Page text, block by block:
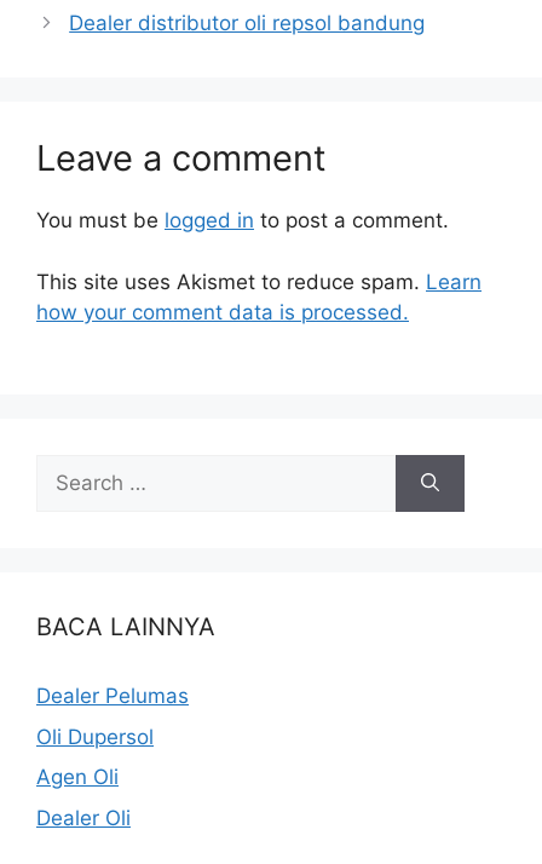
Dealer distributor oli repsol bandung
Leave a comment
You must be logged in to post a comment.
This site uses Akismet to reduce spam. Learn
how your comment data is processed.
BACA LAINNYA
Dealer Pelumas
Oli Dupersol
Agen Oli
Dealer Oli